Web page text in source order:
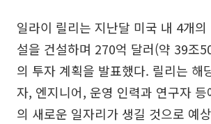
일라이 릴리는 지난달 미국 내 4개의
설을 건설하며 270억 달러(약 39조
의 투자 계획을 발표했다. 릴리는 해
자, 엔지니어, 운영 인력과 연구자
의 새로운 일자리가 생길 것으로 예